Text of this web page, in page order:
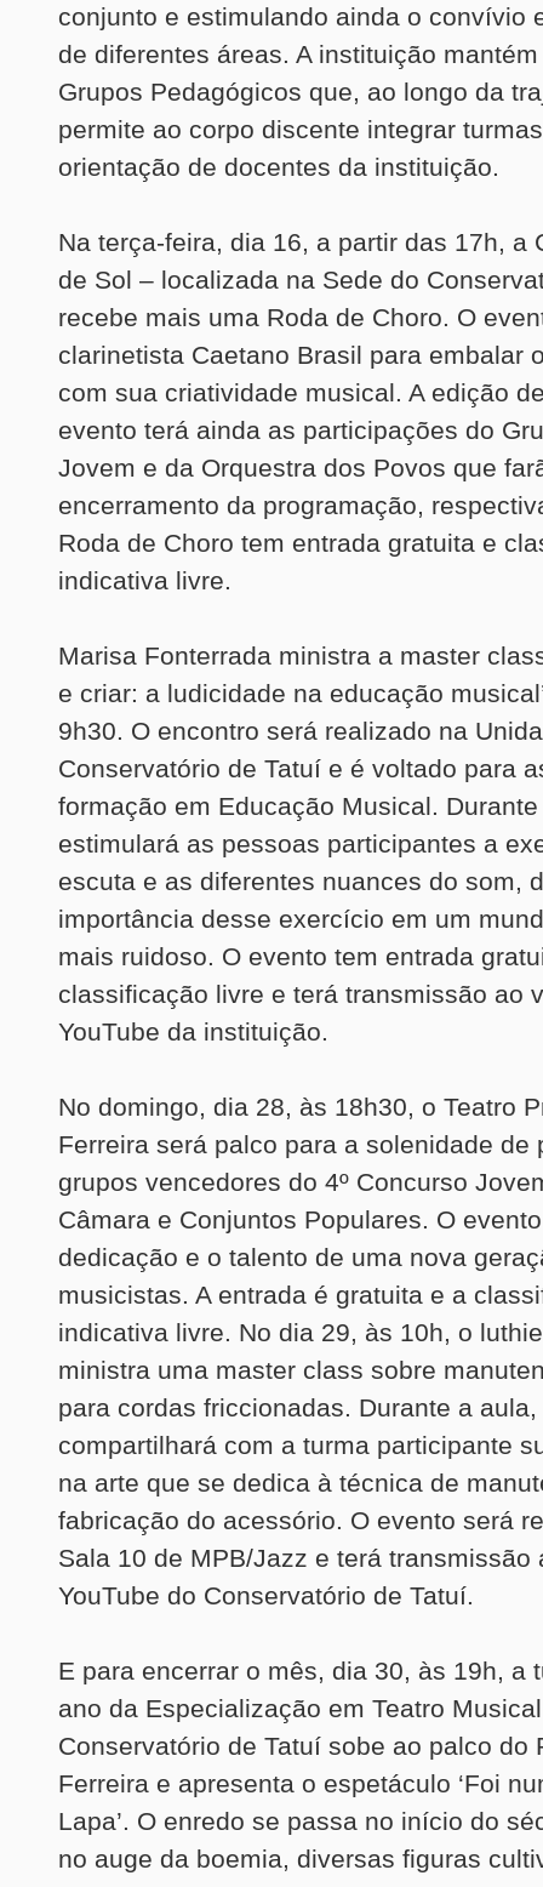
conjunto e estimulando ainda o convívio
de diferentes áreas. A instituição
Grupos Pedagógicos que, ao longo da
permite ao corpo discente integrar
orientação de docentes da instituição.
Na terça-feira, dia 16, a partir das 17h, a
de Sol – localizada na Sede do
recebe mais uma Roda de Choro. O
clarinetista Caetano Brasil para embalar
com sua criatividade musical. A edição
evento terá ainda as participações do
Jovem e da Orquestra dos Povos que
encerramento da programação,
Roda de Choro tem entrada gratuita e
indicativa livre.
Marisa Fonterrada ministra a master
e criar: a ludicidade na educação
9h30. O encontro será realizado na
Conservatório de Tatuí e é voltado para
formação em Educação Musical.
estimulará as pessoas participantes a
escuta e as diferentes nuances do som,
importância desse exercício em um
mais ruidoso. O evento tem entrada
classificação livre e terá transmissão ao
YouTube da instituição.
No domingo, dia 28, às 18h30, o Teatro
Ferreira será palco para a solenidade de
grupos vencedores do 4º Concurso
Câmara e Conjuntos Populares. O
dedicação e o talento de uma nova
musicistas. A entrada é gratuita e a
indicativa livre. No dia 29, às 10h, o
ministra uma master class sobre
para cordas friccionadas. Durante a
compartilhará com a turma participante
na arte que se dedica à técnica de
fabricação do acessório. O evento será
Sala 10 de MPB/Jazz e terá transmissão
YouTube do Conservatório de Tatuí.
E para encerrar o mês, dia 30, às 19h, a
ano da Especialização em Teatro
Conservatório de Tatuí sobe ao palco do
Ferreira e apresenta o espetáculo ‘Foi
Lapa’. O enredo se passa no início do
no auge da boemia, diversas figuras